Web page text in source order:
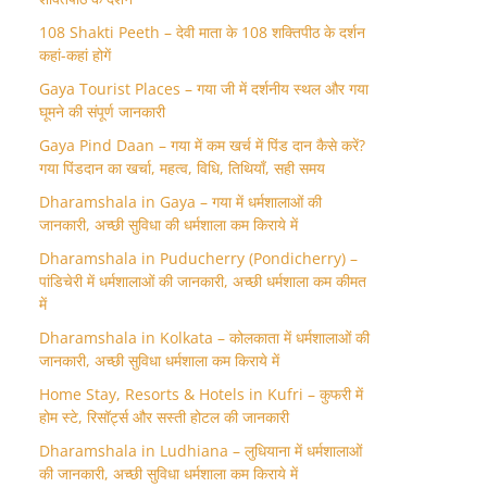
108 Shakti Peeth – देवी माता के 108 शक्तिपीठ के दर्शन
कहां-कहां होगें
Gaya Tourist Places – गया जी में दर्शनीय स्थल और गया
घूमने की संपूर्ण जानकारी
Gaya Pind Daan – गया में कम खर्च में पिंड दान कैसे करें?
गया पिंडदान का खर्चा, महत्व, विधि, तिथियाँ, सही समय
Dharamshala in Gaya – गया में धर्मशालाओं की
जानकारी, अच्छी सुविधा की धर्मशाला कम किराये में
Dharamshala in Puducherry (Pondicherry) –
पांडिचेरी में धर्मशालाओं की जानकारी, अच्छी धर्मशाला कम कीमत
में
Dharamshala in Kolkata – कोलकाता में धर्मशालाओं की
जानकारी, अच्छी सुविधा धर्मशाला कम किराये में
Home Stay, Resorts & Hotels in Kufri – कुफरी में
होम स्‍टे, रिसॉर्ट्स और सस्ती होटल की जानकारी
Dharamshala in Ludhiana – लुधियाना में धर्मशालाओं
की जानकारी, अच्छी सुविधा धर्मशाला कम किराये में